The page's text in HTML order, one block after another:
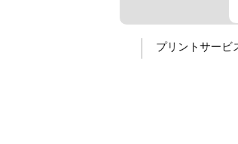
プリントサービ